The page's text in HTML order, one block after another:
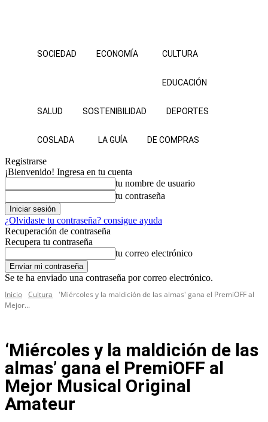
SOCIEDAD ECONOMÍA CULTURA
EDUCACIÓN
SALUD SOSTENIBILIDAD DEPORTES
COSLADA LA GUÍA DE COMPRAS
Registrarse
¡Bienvenido! Ingresa en tu cuenta
tu nombre de usuario
tu contraseña
¿Olvidaste tu contraseña? consigue ayuda
Recuperación de contraseña
Recupera tu contraseña
tu correo electrónico
Se te ha enviado una contraseña por correo electrónico.
Inicio Cultura
'Miércoles y la maldición de las almas' gana el PremiOFF al
Mejor...
‘Miércoles y la maldición de las
almas’ gana el PremiOFF al
Mejor Musical Original
Amateur